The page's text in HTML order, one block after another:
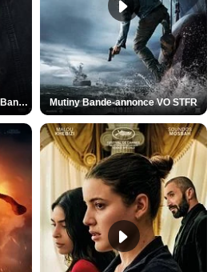
Spider-Man: Brand New Day Bande-annonce VO STFR Mutiny Bande-annonce VO STFR